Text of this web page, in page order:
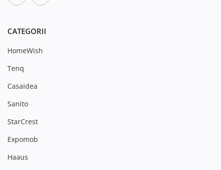
CATEGORII
HomeWish
Tenq
Casaidea
Sanito
StarCrest
Expomob
Haaus